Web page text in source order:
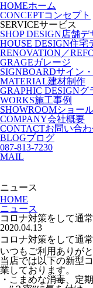
HOMEホーム
CONCEPTコンセプト
SERVICEサービス
SHOP DESIGN店舗デ
HOUSE DESIGN住宅
RENOVATION／
GRAGEガレージ
SIGNBOARDサイン
MATERIAL建材制作
GRAPHIC DESIGNグ
WORKS施工事例
SHOWROOMショー
COMPANY会社概要
CONTACTお問い合
BLOGブログ
087-813-7230
MAIL
ニュース
HOME
ニュース
コロナ対策をして通
2020.04.13
コロナ対策をして通
いつもご利用ありが
当店では以下の新型
業しております。
・こまめな消毒、定